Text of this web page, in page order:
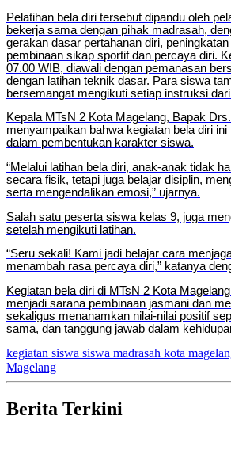
Pelatihan bela diri tersebut dipandu oleh
bekerja sama dengan pihak madrasah,
gerakan dasar pertahanan diri,
pembinaan sikap sportif dan percaya diri.
07.00 WIB, diawali dengan pemanasan
dengan latihan teknik dasar. Para siswa
bersemangat mengikuti setiap instruksi
Kepala MTsN 2 Kota Magelang, Bapak
menyampaikan bahwa kegiatan bela diri
dalam pembentukan karakter siswa.
“Melalui latihan bela diri, anak-anak tidak
secara fisik, tetapi juga belajar disiplin,
serta mengendalikan emosi,” ujarnya.
Salah satu peserta siswa kelas 9, juga
setelah mengikuti latihan.
“Seru sekali! Kami jadi belajar cara
menambah rasa percaya diri,” katanya
Kegiatan bela diri di MTsN 2 Kota
menjadi sarana pembinaan jasmani dan
sekaligus menanamkan nilai-nilai positif
sama, dan tanggung jawab dalam
kegiatan siswa siswa madrasah kota
Magelang
Berita Terkini